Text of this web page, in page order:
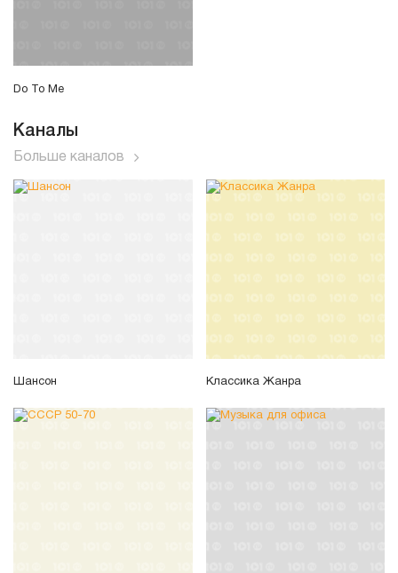
Do To Me
Каналы
Больше каналов
Шансон Классика Жанра